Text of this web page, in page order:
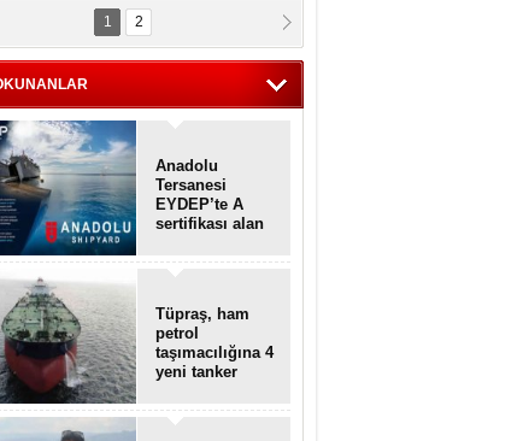
AZMİ GÖKSOY
1 2
Anadolu
Tersanesi
EYDEP’te A
sertifikası alan
Tüpraş, ham
petrol
taşımacılığına 4
yeni tanker